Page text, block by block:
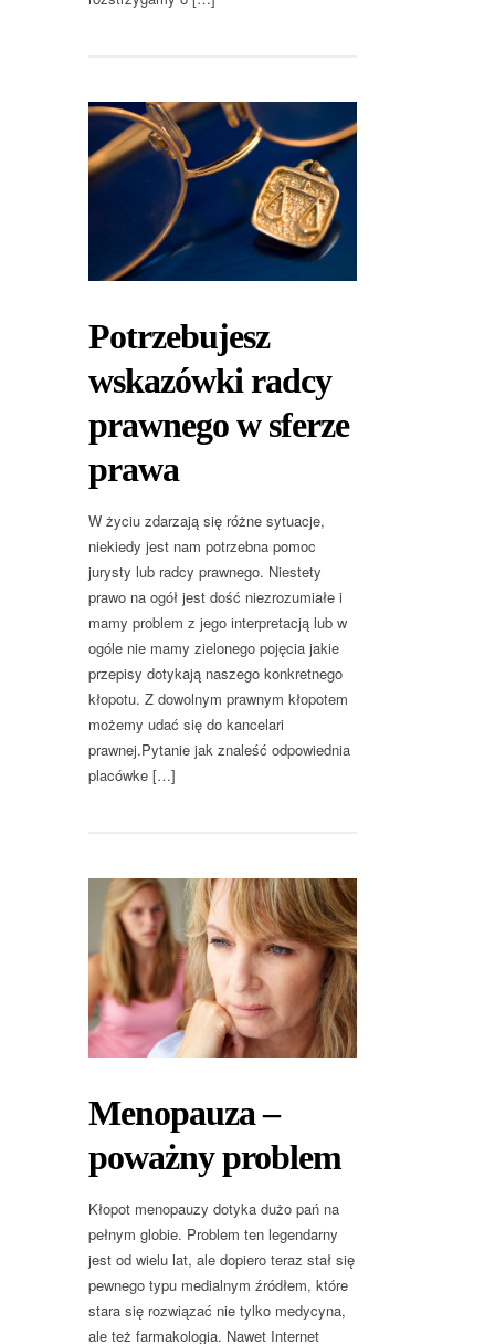
Potrzebujesz
wskazówki radcy
prawnego w sferze
prawa
W życiu zdarzają się różne sytuacje,
niekiedy jest nam potrzebna pomoc
jurysty lub radcy prawnego. Niestety
prawo na ogół jest dość niezrozumiałe i
mamy problem z jego interpretacją lub w
ogóle nie mamy zielonego pojęcia jakie
przepisy dotykają naszego konkretnego
kłopotu. Z dowolnym prawnym kłopotem
możemy udać się do kancelari
prawnej.Pytanie jak znaleść odpowiednia
placówke […]
Menopauza –
poważny problem
Kłopot menopauzy dotyka dużo pań na
pełnym globie. Problem ten legendarny
jest od wielu lat, ale dopiero teraz stał się
pewnego typu medialnym źródłem, które
stara się rozwiązać nie tylko medycyna,
ale też farmakologia. Nawet Internet